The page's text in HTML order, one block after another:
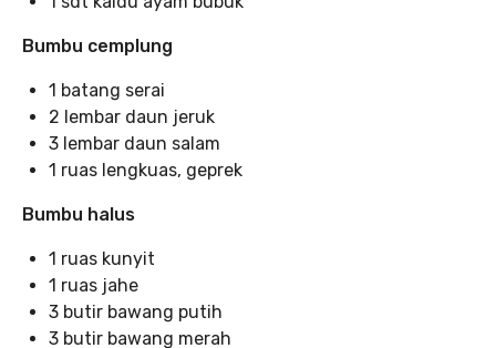
Bumbu cemplung
1 batang serai
2 lembar daun jeruk⁣
3 lembar daun salam⁣
1 ruas lengkuas, geprek
Bumbu halus
1 ruas kunyit⁣
1 ruas jahe⁣
3 butir bawang putih⁣
3 butir bawang merah⁣